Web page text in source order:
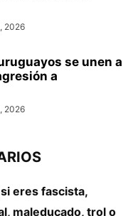
2026
se unen a
a
2026
eres fascista,
maleducado, trol o